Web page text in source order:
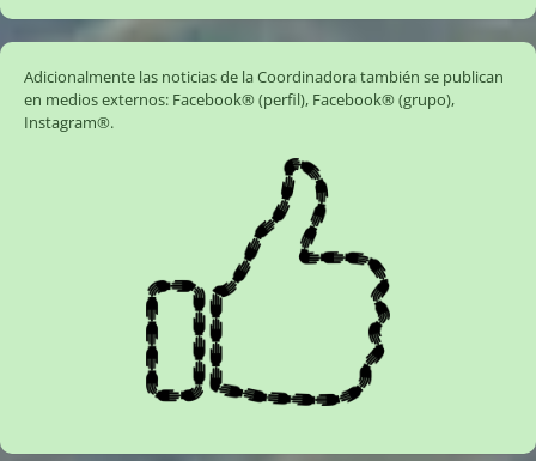
Adicionalmente las noticias de la Coordinadora también se publican
en medios externos: Facebook® (perfil), Facebook® (grupo),
Instagram®.